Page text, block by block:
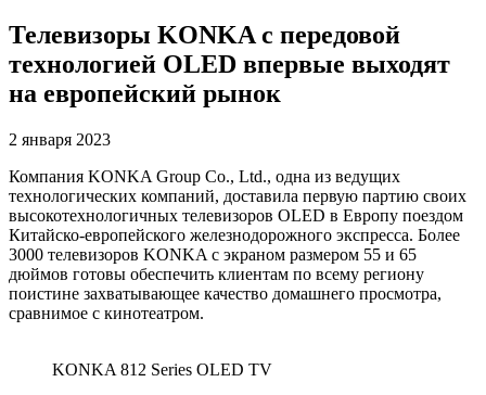
Телевизоры KONKA с передовой
технологией OLED впервые выходят
на европейский рынок
2 января 2023
Компания KONKA Group Co., Ltd., одна из ведущих
технологических компаний, доставила первую партию своих
высокотехнологичных телевизоров OLED в Европу поездом
Китайско-европейского железнодорожного экспресса. Более
3000 телевизоров KONKA с экраном размером 55 и 65
дюймов готовы обеспечить клиентам по всему региону
поистине захватывающее качество домашнего просмотра,
сравнимое с кинотеатром.
KONKA 812 Series OLED TV